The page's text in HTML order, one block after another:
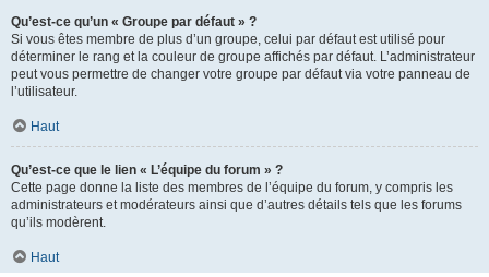
Qu’est-ce qu’un « Groupe par défaut » ?
Si vous êtes membre de plus d’un groupe, celui par défaut est utilisé pour
déterminer le rang et la couleur de groupe affichés par défaut. L’administrateur
peut vous permettre de changer votre groupe par défaut via votre panneau de
l’utilisateur.
Haut
Qu’est-ce que le lien « L’équipe du forum » ?
Cette page donne la liste des membres de l’équipe du forum, y compris les
administrateurs et modérateurs ainsi que d’autres détails tels que les forums
qu’ils modèrent.
Haut